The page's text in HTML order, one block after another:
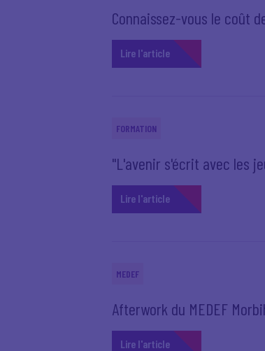
Connaissez-vous le coût
Lire l'article
FORMATION
"L'avenir s'écrit avec les
Lire l'article
MEDEF
Afterwork du MEDEF
Lire l'article